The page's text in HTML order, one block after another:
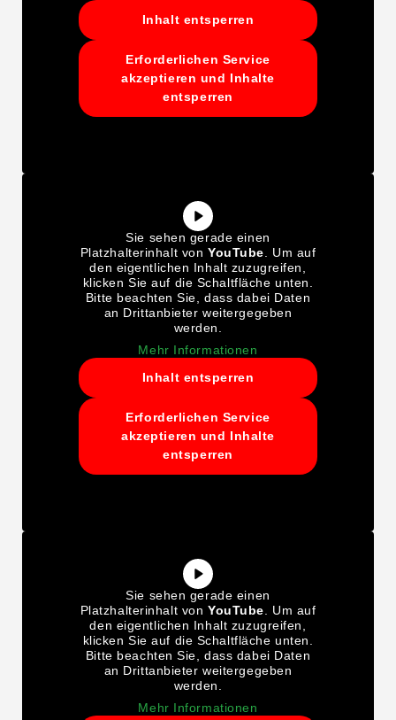
Inhalt entsperren
Erforderlichen Service
akzeptieren und Inhalte
entsperren
Sie sehen gerade einen
Platzhalterinhalt von YouTube . Um auf
den eigentlichen Inhalt zuzugreifen,
klicken Sie auf die Schaltfläche unten.
Bitte beachten Sie, dass dabei Daten
an Drittanbieter weitergegeben
werden.
Mehr Informationen
Inhalt entsperren
Erforderlichen Service
akzeptieren und Inhalte
entsperren
Sie sehen gerade einen
Platzhalterinhalt von YouTube . Um auf
den eigentlichen Inhalt zuzugreifen,
klicken Sie auf die Schaltfläche unten.
Bitte beachten Sie, dass dabei Daten
an Drittanbieter weitergegeben
werden.
Mehr Informationen